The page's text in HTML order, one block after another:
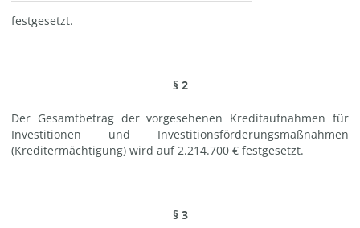
festgesetzt.
§ 2
Der Gesamtbetrag der vorgesehenen Kreditaufnahmen für
Investitionen und Investitionsförderungsmaßnahmen
(Kreditermächtigung) wird auf 2.214.700 € festgesetzt.
§ 3